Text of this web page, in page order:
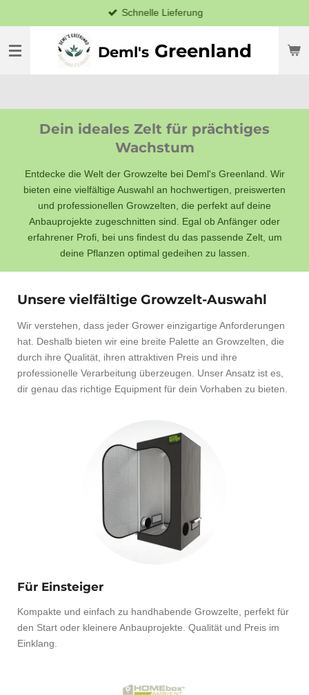
Hauptinhalt
springen
Deml's Greenland
Schnelle Lieferung
Dein ideales Zelt für prächtiges
Wachstum
Entdecke die Welt der Growzelte bei Deml's Greenland. Wir
bieten eine vielfältige Auswahl an hochwertigen, preiswerten
und professionellen Growzelten, die perfekt auf deine
Anbauprojekte zugeschnitten sind. Egal ob Anfänger oder
erfahrener Profi, bei uns findest du das passende Zelt, um
deine Pflanzen optimal gedeihen zu lassen.
Unsere vielfältige Growzelt-Auswahl
Wir verstehen, dass jeder Grower einzigartige Anforderungen
hat. Deshalb bieten wir eine breite Palette an Growzelten, die
durch ihre Qualität, ihren attraktiven Preis und ihre
professionelle Verarbeitung überzeugen. Unser Ansatz ist es,
dir genau das richtige Equipment für dein Vorhaben zu bieten.
Für Einsteiger
Kompakte und einfach zu handhabende Growzelte, perfekt für
den Start oder kleinere Anbauprojekte. Qualität und Preis im
Einklang.